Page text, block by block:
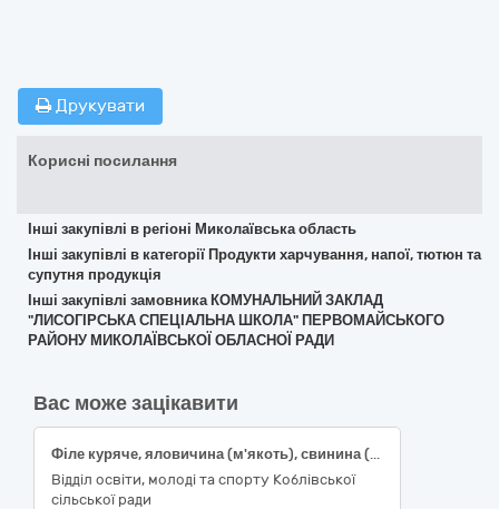
Друкувати
Корисні посилання
Інші закупівлі в регіоні Миколаївська область
Інші закупівлі в категорії Продукти харчування, напої, тютюн та
супутня продукція
Інші закупівлі замовника КОМУНАЛЬНИЙ ЗАКЛАД
"ЛИСОГІРСЬКА СПЕЦІАЛЬНА ШКОЛА" ПЕРВОМАЙСЬКОГО
РАЙОНУ МИКОЛАЇВСЬКОЇ ОБЛАСНОЇ РАДИ
Вас може зацікавити
Філе куряче, яловичина (м'якоть), свинина (м'якоть)
Відділ освіти, молоді та спорту Коблівської
сільської ради